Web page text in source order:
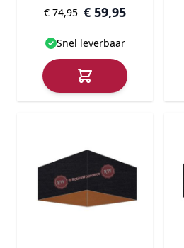
€ 59,95
€ 74,95
Snel leverbaar